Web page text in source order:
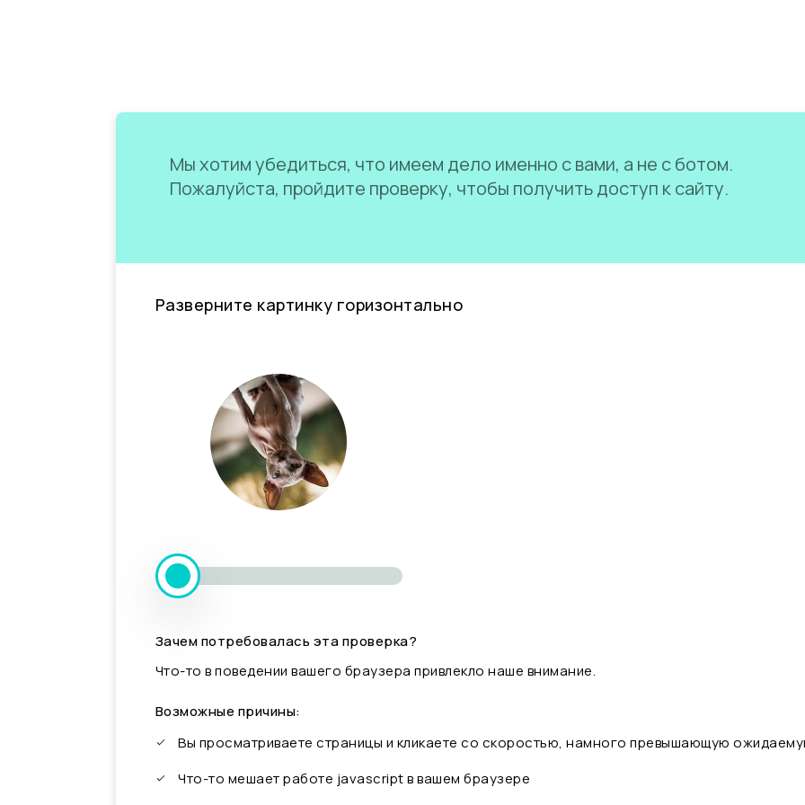
Мы хотим убедиться, что имеем дело именно с вами, а не с ботом.
Пожалуйста, пройдите проверку, чтобы получить доступ к сайту.
Разверните картинку горизонтально
Зачем потребовалась эта проверка?
Что-то в поведении вашего браузера привлекло наше внимание.
Возможные причины:
Вы просматриваете страницы и кликаете со скоростью, намного превышающую
Что-то мешает работе javascript в вашем браузере